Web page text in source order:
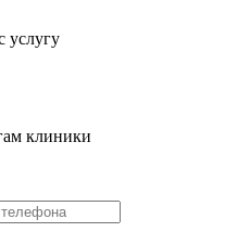
услугу
клиники